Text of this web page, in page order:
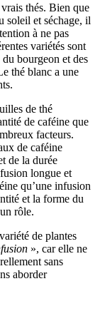
thés. Bien que
soleil et séchage, il
à ne pas
variétés sont
bourgeon et des
thé blanc a une
de thé
de caféine que
facteurs.
de caféine
de la durée
longue et
qu’une infusion
et la forme du
rôle.
de plantes
», car elle ne
sans
aborder